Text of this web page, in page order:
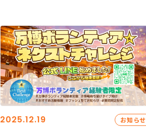
2025.12.19 お知らせ